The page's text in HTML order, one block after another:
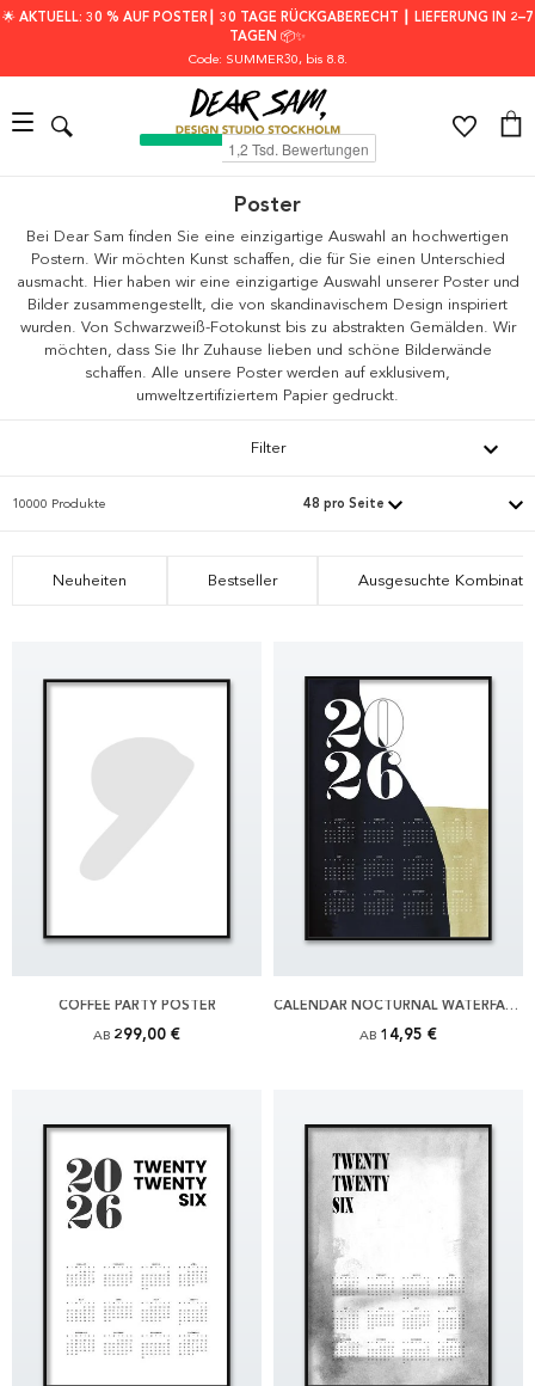
🌟 AKTUELL: 30 % AUF POSTER┃ 30 TAGE RÜCKGABERECHT ┃ LIEFERUNG IN 2–7
TAGEN 📦✨
Code: SUMMER30, bis 8.8.
Poster
Bei Dear Sam finden Sie eine einzigartige Auswahl an hochwertigen
Postern. Wir möchten Kunst schaffen, die für Sie einen Unterschied
ausmacht. Hier haben wir eine einzigartige Auswahl unserer Poster und
Bilder zusammengestellt, die von skandinavischem Design inspiriert
wurden. Von Schwarzweiß-Fotokunst bis zu abstrakten Gemälden. Wir
möchten, dass Sie Ihr Zuhause lieben und schöne Bilderwände
schaffen. Alle unsere Poster werden auf exklusivem,
umweltzertifiziertem Papier gedruckt.
Filter
10000 Produkte
Neuheiten Bestseller Ausgesuchte
COFFEE PARTY POSTER
AB 299,00 €
CALENDAR NOCTURNAL WATERFALL POSTER
AB 14,95 €